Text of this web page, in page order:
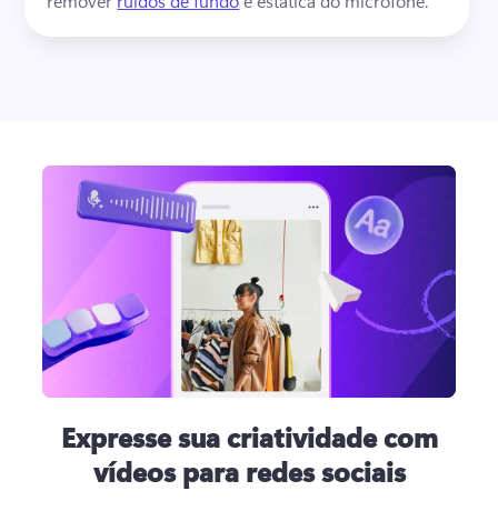
Expresse sua criatividade com
vídeos para redes sociais